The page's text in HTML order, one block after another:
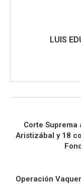
LUIS
Corte
Aristizábal y 18
Operación